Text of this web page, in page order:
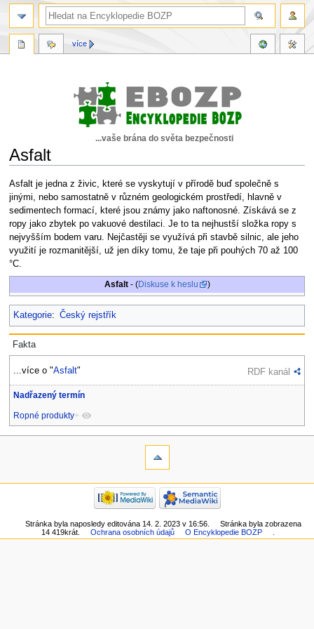
...vaše brána do světa bezpečnosti
Asfalt
Skočit
na
navigaci
Skočit
na
vyhledávání
Asfalt je jedna z živic, které se vyskytují v přírodě buď společně s
jinými, nebo samostatně v různém geologickém prostředí, hlavně v
sedimentech formací, které jsou známy jako naftonosné. Získává se z
ropy jako zbytek po vakuové destilaci. Je to ta nejhustší složka ropy s
nejvyšším bodem varu. Nejčastěji se využívá při stavbě silnic, ale jeho
využití je rozmanitější, už jen díky tomu, že taje při pouhých 70 až 100
°C.
Asfalt- (Diskuse k heslu )
Kategorie: Český rejstřík
Fakta
...více o "Asfalt" RDF kanál
Nadřazený termín
Ropné produkty+
více
Stránka byla naposledy editována 14. 2. 2023 v 16:56.
Stránka byla zobrazena
14 419krát.
Ochrana osobních údajů O Encyklopedie BOZP